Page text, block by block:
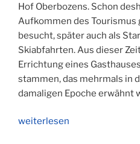
Hof Oberbozens. Schon
Aufkommen des
besucht, später auch als
Skiabfahrten. Aus dieser
Errichtung eines
stammen, das mehrmals in
damaligen Epoche erwähnt
„Ansichtskarte
weiterlesen